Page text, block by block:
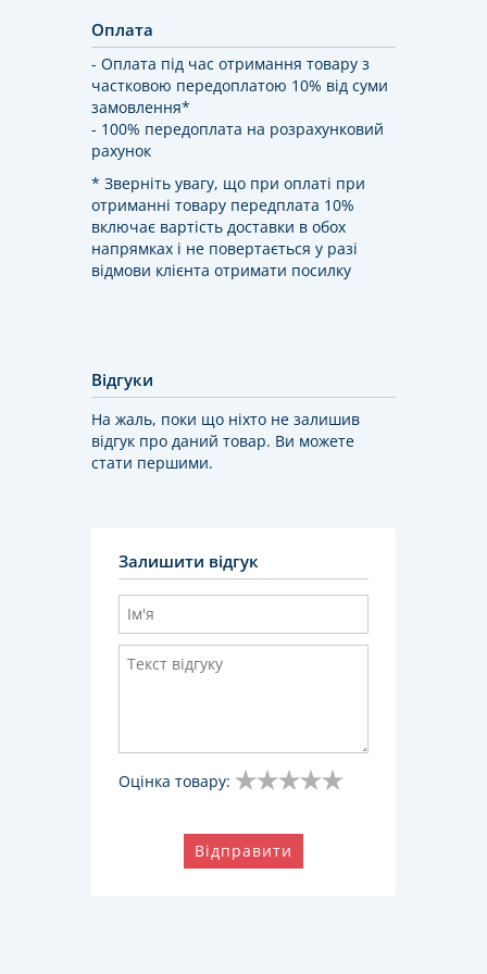
Оплата
- Оплата під час отримання товару з
частковою передоплатою 10% від суми
замовлення*
- 100% передоплата на розрахунковий
рахунок
* Зверніть увагу, що при оплаті при
отриманні товару передплата 10%
включає вартість доставки в обох
напрямках і не повертається у разі
відмови клієнта отримати посилку
Відгуки
На жаль, поки що ніхто не залишив
відгук про даний товар. Ви можете
стати першими.
Залишити відгук
Оцінка товару:
Відправити